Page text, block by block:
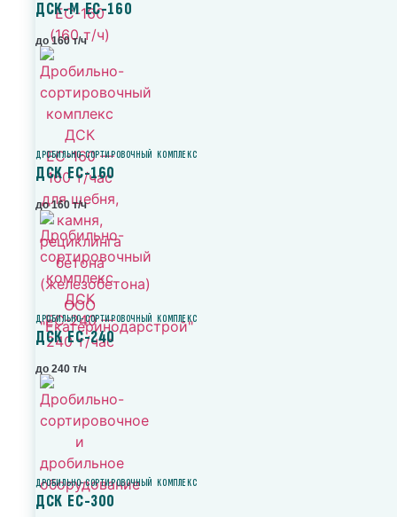
ДСК-М ЕС-160
до 160 т/ч
ДРОБИЛЬНО-СОРТИРОВОЧНЫЙ КОМПЛЕКС
ДСК ЕС-160
до 160 т/ч
ДРОБИЛЬНО-СОРТИРОВОЧНЫЙ КОМПЛЕКС
ДСК ЕС-240
до 240 т/ч
ДРОБИЛЬНО-СОРТИРОВОЧНЫЙ КОМПЛЕКС
ДСК ЕС-300